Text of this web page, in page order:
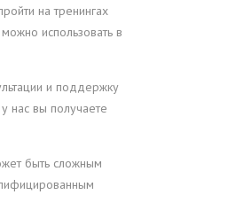
на тренингах
использовать в
и поддержку
нас вы получаете
быть сложным